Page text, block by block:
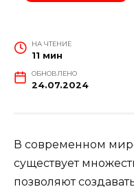
НА ЧТЕНИЕ
11 мин
ОБНОВЛЕНО
24.07.2024
В современном
существует
позволяют